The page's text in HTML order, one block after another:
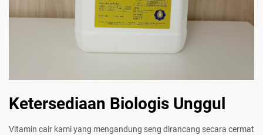
Ketersediaan Biologis Unggul
Vitamin cair kami yang mengandung seng dirancang secara cermat